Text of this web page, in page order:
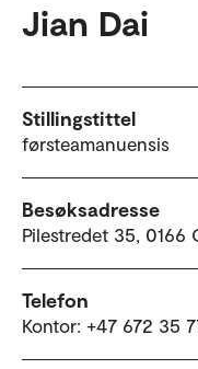
Jian Dai
Stillingstittel
førsteamanuensis
Besøksadresse
Pilestredet 35, 0166
Telefon
Kontor: +47 672 35